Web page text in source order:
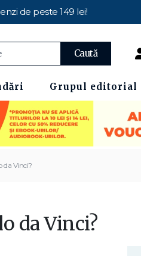
de peste 149 lei!
Caută
Grupul editorial
da Vinci?
da Vinci?